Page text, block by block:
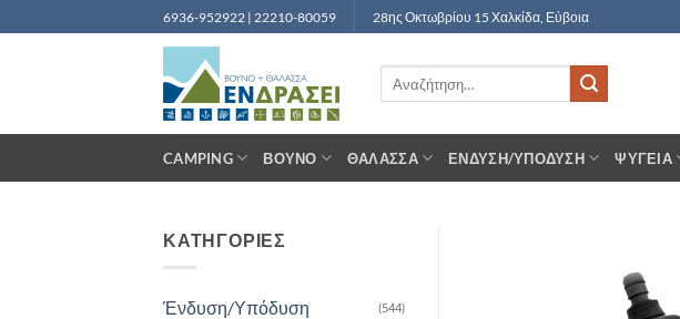
στο
6936-952922 | 22210-80059 28ης Οκτωβρίου 15 Χαλκίδα, Εύβοια
CAMPING ΒΟΥΝΌ ΘΆΛΑΣΣΑ ΈΝΔΥΣΗ/ΥΠΌΔΥΣΗ ΨΥΓΕΊΑ
ΚΑΤΗΓΟΡΙΕΣ
Ένδυση/Υπόδυση (544)